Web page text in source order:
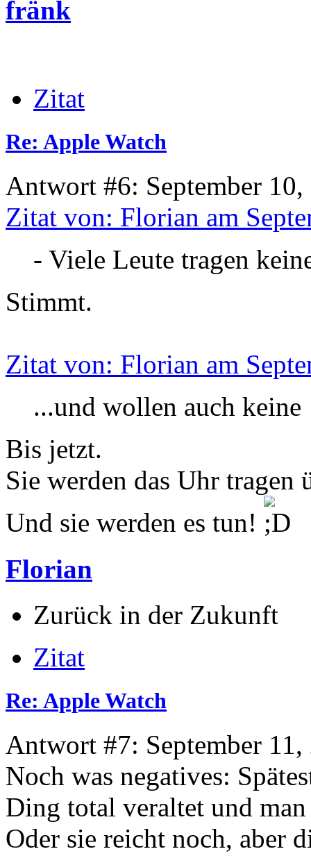
fränk
Zitat
Re: Apple Watch
Antwort #6: September
Zitat von: Florian am
- Viele Leute tragen
Stimmt.
Zitat von: Florian am
...und wollen auch keine
Bis jetzt.
Sie werden das Uhr tragen
Und sie werden es tun!
Florian
Zurück in der Zukunft
Zitat
Re: Apple Watch
Antwort #7: September
Noch was negatives:
Ding total veraltet und
Oder sie reicht noch, aber